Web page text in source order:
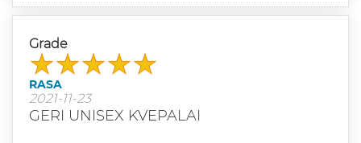
Grade
RASA
2021-11-23
GERI UNISEX KVEPALAI